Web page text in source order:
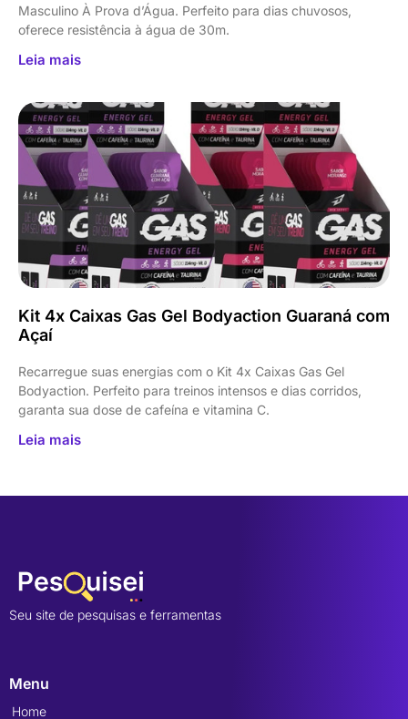
Masculino À Prova d’Água. Perfeito para dias chuvosos,
oferece resistência à água de 30m.
Leia mais
Kit 4x Caixas Gas Gel Bodyaction Guaraná com
Açaí
Recarregue suas energias com o Kit 4x Caixas Gas Gel
Bodyaction. Perfeito para treinos intensos e dias corridos,
garanta sua dose de cafeína e vitamina C.
Leia mais
Seu site de pesquisas e ferramentas
Menu
Home